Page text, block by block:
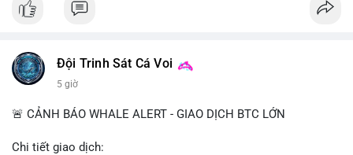
#dentabiome #badbreathsolution
Đội Trinh Sát Cá Voi
5 giờ
🚨 CẢNH BÁO WHALE ALERT - GIAO DỊCH BTC LỚN
Chi tiết giao dịch: